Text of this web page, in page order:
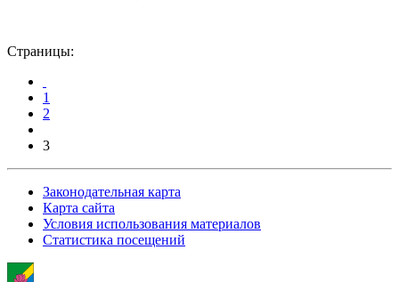
Страницы:
1
2
3
Законодательная карта
Карта сайта
Условия использования материалов
Статистика посещений